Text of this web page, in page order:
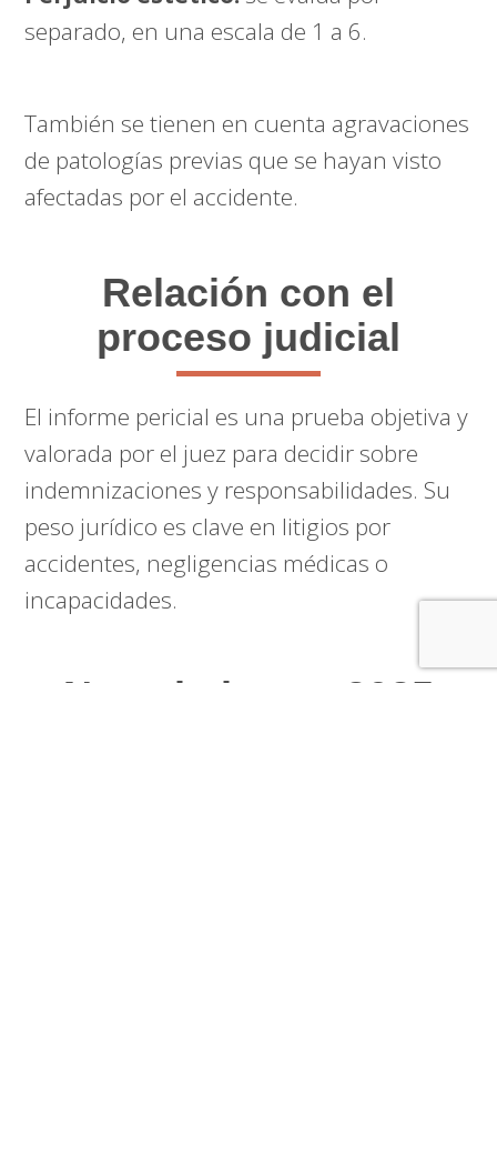
separado, en una escala de 1 a 6.
También se tienen en cuenta agravaciones
de patologías previas que se hayan visto
afectadas por el accidente.
Relación con el
proceso judicial
El informe pericial es una prueba objetiva y
valorada por el juez para decidir sobre
indemnizaciones y responsabilidades. Su
peso jurídico es clave en litigios por
accidentes, negligencias médicas o
incapacidades.
Novedades en 2025